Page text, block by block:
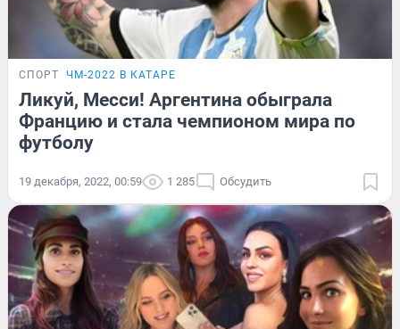
СПОРТ ЧМ-2022 В КАТАРЕ
Ликуй, Месси! Аргентина обыграла
Францию и стала чемпионом мира по
футболу
19 декабря, 2022, 00:59 1 285 Обсудить